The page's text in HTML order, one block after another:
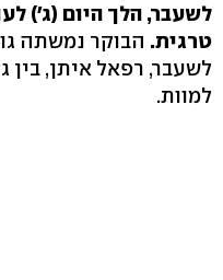
לשעבר, הלך היום (ג')
טרגית. הבוקר נמשתה
לשעבר, רפאל איתן, בין
למוות.